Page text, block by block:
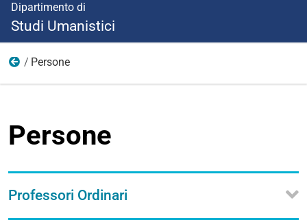
Dipartimento di
Studi Umanistici
Organizzazione
Persone
Persone
Professori Ordinari